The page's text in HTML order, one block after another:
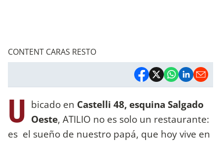
CONTENT CARAS RESTO
U bicado en Castelli 48, esquina Salgado
Oeste, ATILIO no es solo un restaurante:
es el sueño de nuestro papá, que hoy vive en